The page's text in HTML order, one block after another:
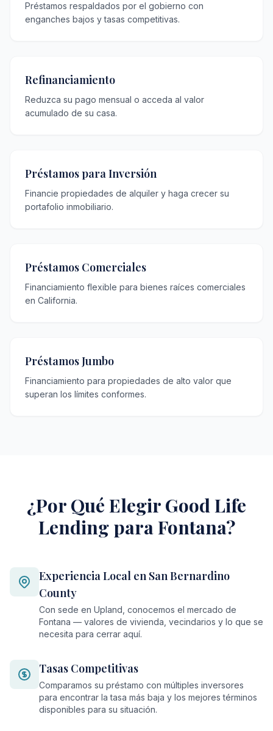
Préstamos respaldados por el gobierno con
enganches bajos y tasas competitivas.
Refinanciamiento
Reduzca su pago mensual o acceda al valor
acumulado de su casa.
Préstamos para Inversión
Financie propiedades de alquiler y haga crecer su
portafolio inmobiliario.
Préstamos Comerciales
Financiamiento flexible para bienes raíces comerciales
en California.
Préstamos Jumbo
Financiamiento para propiedades de alto valor que
superan los límites conformes.
¿Por Qué Elegir Good Life
Lending para Fontana?
Experiencia Local en San Bernardino
County
Con sede en Upland, conocemos el mercado de
Fontana — valores de vivienda, vecindarios y lo que se
necesita para cerrar aquí.
Tasas Competitivas
Comparamos su préstamo con múltiples inversores
para encontrar la tasa más baja y los mejores términos
disponibles para su situación.